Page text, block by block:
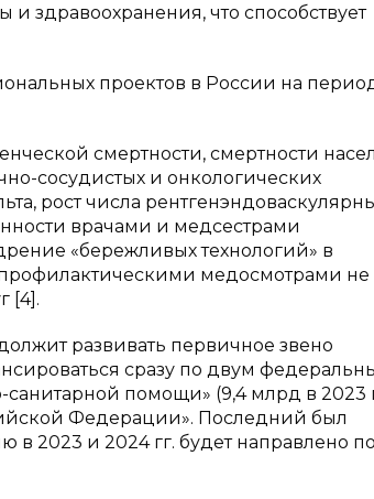
здравоохранения, что способствует
проектов в России на
смертности, смертности
сосудистых и онкологических
рост числа
врачами и медсестрами
«бережливых технологий» в
медосмотрами
[4].
развивать первичное звено
сразу по двум
помощи» (9,4 млрд в 2023
Федерации». Последний был
2023 и 2024 гг. будет направлено